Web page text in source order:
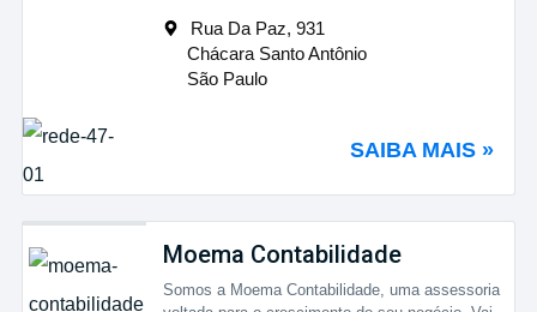
Rua Da Paz, 931
Chácara Santo Antônio
São Paulo
SAIBA MAIS »
Moema Contabilidade
Somos a Moema Contabilidade, uma assessoria